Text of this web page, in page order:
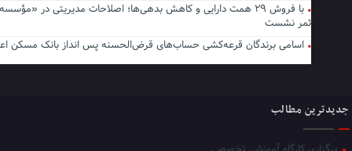
با فروش ۲۹ همت دارایی و کاهش بدهی‌ها؛ اصلاحات مدیریتی در
ثمر نشست
اسامی برندگان قرعه‌کشی حساب‌های قرض‌الحسنه پس انداز بانک مسکن
جدیدترین مطالب